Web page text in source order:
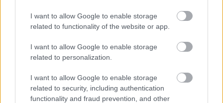
I want to allow Google to enable storage
related to functionality of the website or app.
I want to allow Google to enable storage
related to personalization.
I want to allow Google to enable storage
related to security, including authentication
functionality and fraud prevention, and other
tutto vantaggio della tua salute cardiovascolare.